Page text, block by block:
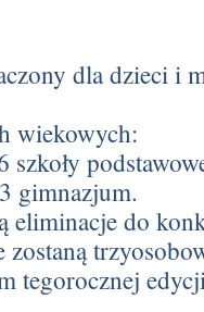
dla dzieci i
wiekowych:
gimnazjum.
eliminacje do
tegorocznej